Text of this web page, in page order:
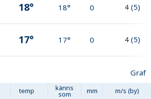
18° 18° 0 4 (5)
17° 17° 0 4 (5)
Graf
temp känns
som mm m/s (by)